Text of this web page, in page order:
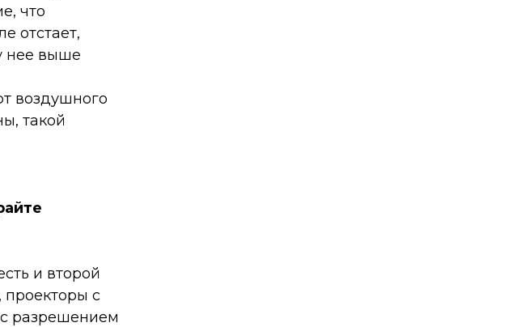
что
отстает,
нее выше
воздушного
такой
и второй
проекторы с
разрешением